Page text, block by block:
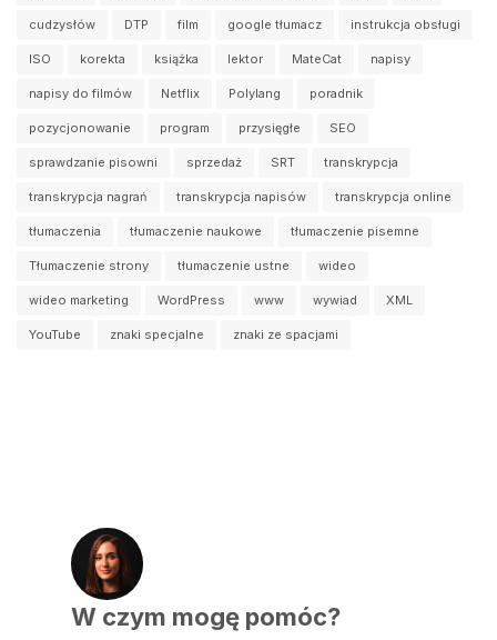
cudzysłów DTP film google tłumacz instrukcja obsługi
ISO korekta książka lektor MateCat napisy
napisy do filmów Netflix Polylang poradnik
pozycjonowanie program przysięgłe SEO
sprawdzanie pisowni sprzedaż SRT transkrypcja
transkrypcja nagrań transkrypcja napisów transkrypcja online
tłumaczenia tłumaczenie naukowe tłumaczenie pisemne
Tłumaczenie strony tłumaczenie ustne wideo
wideo marketing WordPress www wywiad XML
YouTube znaki specjalne znaki ze spacjami
W czym mogę pomóc?